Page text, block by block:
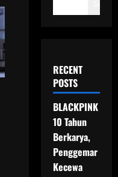
RECENT
POSTS
BLACKPINK
10 Tahun
Berkarya,
Penggemar
Kecewa